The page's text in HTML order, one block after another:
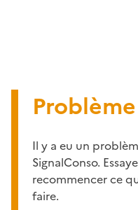
Il y a eu un
SignalConso.
recommencer ce
faire.